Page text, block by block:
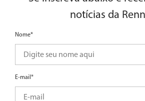
notícias da
Nome*
E-mail*